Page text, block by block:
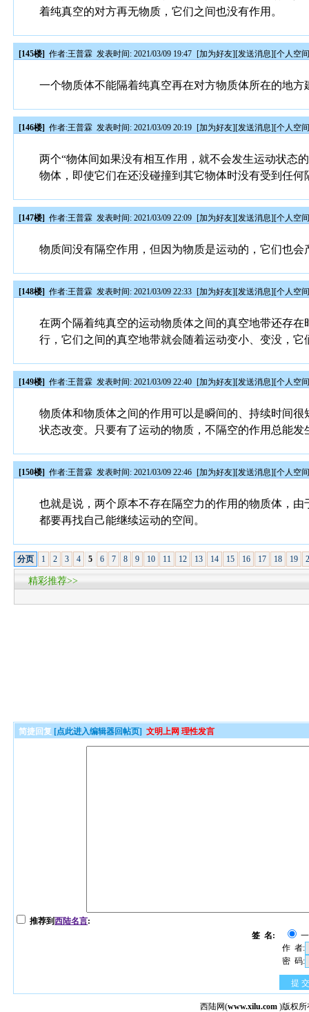
着纯真空的对方再无物质，它们之间也没有作用。
[145楼] 作者:王普霖 发表时间: 2021/03/09 19:47 [加为好友][发送消息][个人空
一个物质体不能隔着纯真空再在对方物质体所在的地
[146楼] 作者:王普霖 发表时间: 2021/03/09 20:19 [加为好友][发送消息][个人空
两个“物体间如果没有相互作用，就不会发生运动状态
物体，即使它们在还没碰撞到其它物体时没有受到任
[147楼] 作者:王普霖 发表时间: 2021/03/09 22:09 [加为好友][发送消息][个人空
物质间没有隔空作用，但因为物质是运动的，它们也会
[148楼] 作者:王普霖 发表时间: 2021/03/09 22:33 [加为好友][发送消息][个人空
在两个隔着纯真空的运动物质体之间的真空地带还存
行，它们之间的真空地带就会随着运动变小、变没，
[149楼] 作者:王普霖 发表时间: 2021/03/09 22:40 [加为好友][发送消息][个人空
物质体和物质体之间的作用可以是瞬间的、持续时间
状态改变。只要有了运动的物质，不隔空的作用总能发
[150楼] 作者:王普霖 发表时间: 2021/03/09 22:46 [加为好友][发送消息][个人空
也就是说，两个原本不存在隔空力的作用的物质体，
都要再找自己能继续运动的空间。
分页 1 2 3 4 5 6 7 8 9 10 11 12 13 14 15 16 17 18 19
精彩推荐>>
简捷回复 [点此进入编辑器回帖页] 文明上网 理性发言
推荐到西陆名言:
签 名:
作 者:
密 码:
提 交
西陆网(www.xilu.com )版权